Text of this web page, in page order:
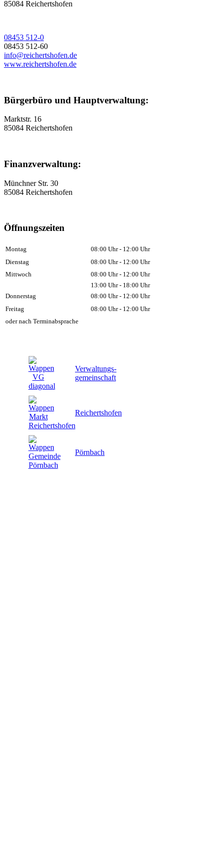
85084 Reichertshofen
08453 512-0
08453 512-60
info@reichertshofen.de
www.reichertshofen.de
Bürgerbüro und Hauptverwaltung:
Marktstr. 16
85084 Reichertshofen
Finanzverwaltung:
Münchner Str. 30
85084 Reichertshofen
Öffnungszeiten
Montag
08:00 Uhr - 12:00 Uhr
Dienstag
08:00 Uhr - 12:00 Uhr
Mittwoch
08:00 Uhr - 12:00 Uhr
13:00 Uhr - 18:00 Uhr
Donnerstag
08:00 Uhr - 12:00 Uhr
Freitag
08:00 Uhr - 12:00 Uhr
oder nach Terminabsprache
Verwaltungs-
gemeinschaft
Reichertshofen
Pörnbach